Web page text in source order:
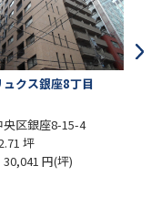
八木ビル
坪数：12 坪